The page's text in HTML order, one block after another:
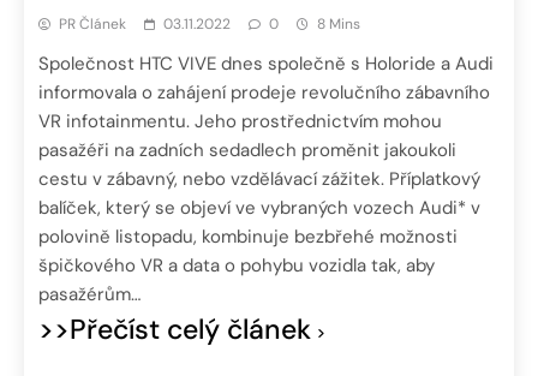
PR Článek 03.11.2022 0 8 Mins
Společnost HTC VIVE dnes společně s Holoride a Audi
informovala o zahájení prodeje revolučního zábavního
VR infotainmentu. Jeho prostřednictvím mohou
pasažéři na zadních sedadlech proměnit jakoukoli
cestu v zábavný, nebo vzdělávací zážitek. Příplatkový
balíček, který se objeví ve vybraných vozech Audi* v
polovině listopadu, kombinuje bezbřehé možnosti
špičkového VR a data o pohybu vozidla tak, aby
pasažérům…
>>Přečíst celý článek